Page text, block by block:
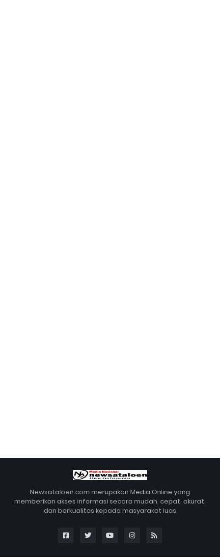
Newsataloen.com merupakan Media Online yang
memberikan akses informasi secara mudah, cepat, akurat,
dan berkualitas kepada masyarakat luas